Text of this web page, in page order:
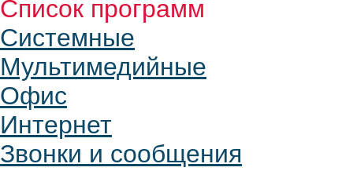
Список программ
Системные
Мультимедийные
Офис
Интернет
Звонки и сообщения